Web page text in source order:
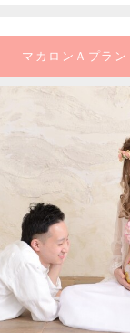
マカロンＡプラン